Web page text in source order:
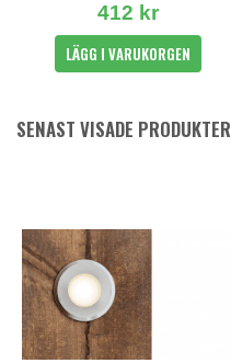
412 kr
LÄGG I VARUKORGEN
SENAST VISADE PRODUKTER